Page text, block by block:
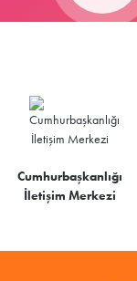
Cumhurbaşkanlığı
İletişim Merkezi